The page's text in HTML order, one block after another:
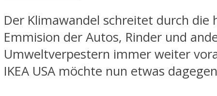
Der Klimawandel schreitet durch die
Emmision der Autos, Rinder und
Umweltverpestern immer weiter
IKEA USA möchte nun etwas